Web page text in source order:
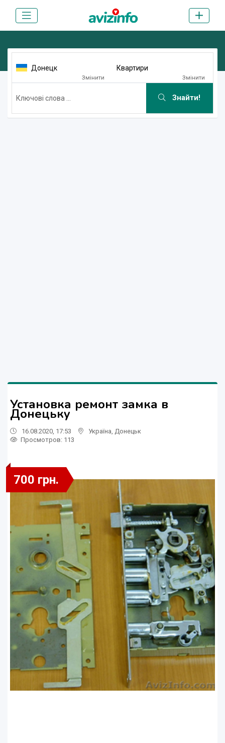
Донецк
Змінити
Квартири
Змінити
Знайти!
Установка ремонт замка в
Донецьку
16.08.2020, 17:53 Україна Донецьк
Просмотров: 113
700 грн.